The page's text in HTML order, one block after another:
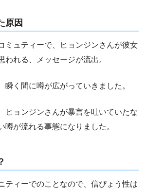
原因
ミュティーで、ヒョンジンさんが彼女
われる、メッセージが流出。
瞬く間に噂が広がっていきました。
ヒョンジンさんが暴言を吐いていたな
噂が流れる事態になりました。
ティーでのことなので、信ぴょう性は